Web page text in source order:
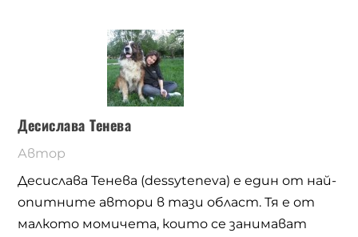
Десислава Тенева
Автор
Десислава Тенева (dessyteneva) е един от най-
опитните автори в тази област. Тя е от
малкото момичета, които се занимават